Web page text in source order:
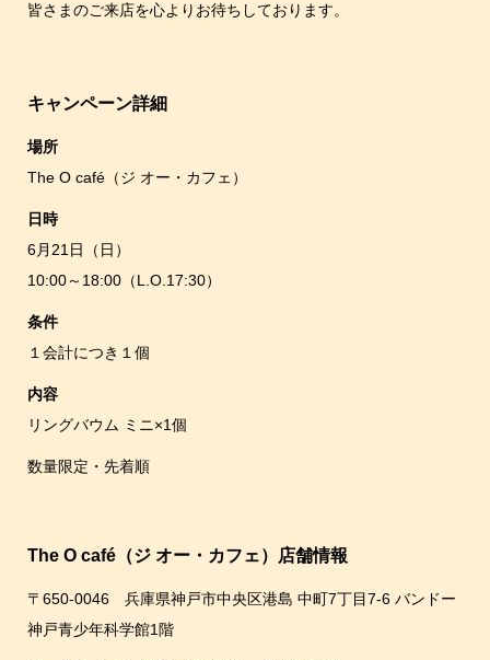
皆さまのご来店を心よりお待ちしております。
キャンペーン詳細
場所
The O café（ジ オー・カフェ）
日時
6月21日（日）
10:00～18:00（L.O.17:30）
条件
１会計につき１個
内容
リングバウム ミニ×1個
数量限定・先着順
The O café（ジ オー・カフェ）店舗情報
〒650-0046 兵庫県神戸市中央区港島 中町7丁目7-6 バンドー
神戸青少年科学館1階